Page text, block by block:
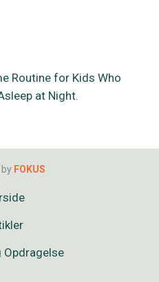
Routine for Kids Who
at Night.
FOKUS